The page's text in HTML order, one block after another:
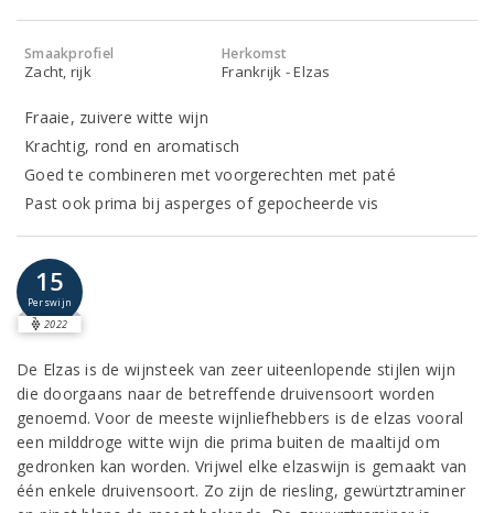
Smaakprofiel
Zacht, rijk
Herkomst
Frankrijk - Elzas
Fraaie, zuivere witte wijn
Krachtig, rond en aromatisch
Goed te combineren met voorgerechten met paté
Past ook prima bij asperges of gepocheerde vis
15
Perswijn
2022
De Elzas is de wijnsteek van zeer uiteenlopende stijlen wijn
die doorgaans naar de betreffende druivensoort worden
genoemd. Voor de meeste wijnliefhebbers is de elzas vooral
een milddroge witte wijn die prima buiten de maaltijd om
gedronken kan worden. Vrijwel elke elzaswijn is gemaakt van
één enkele druivensoort. Zo zijn de riesling, gewürtztraminer